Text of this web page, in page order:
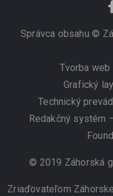
Správca obsahu ©
Tvorba
Grafický
Technický
Redakčný systém
© 2019 Záhorská
Zriaďovateľom